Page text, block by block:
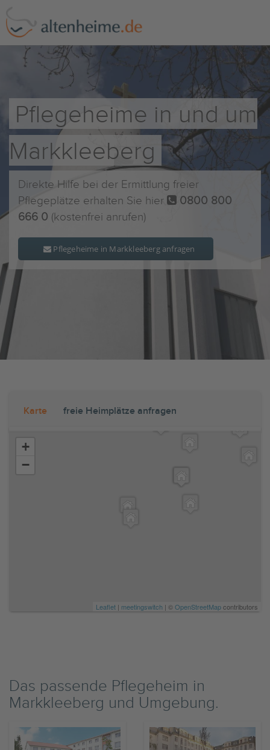
Pflegeheime in und um
Markkleeberg
Direkte Hilfe bei der Ermittlung freier
Pflegeplätze erhalten Sie hier
0800 800
666 0 (kostenfrei anrufen)
Pflegeheime in Markkleeberg anfragen
Karte freie Heimplätze anfragen
+
−
Leaflet | meetingswitch | ©OpenStreetMapcontributors
Das passende Pflegeheim in
Markkleeberg und Umgebung.